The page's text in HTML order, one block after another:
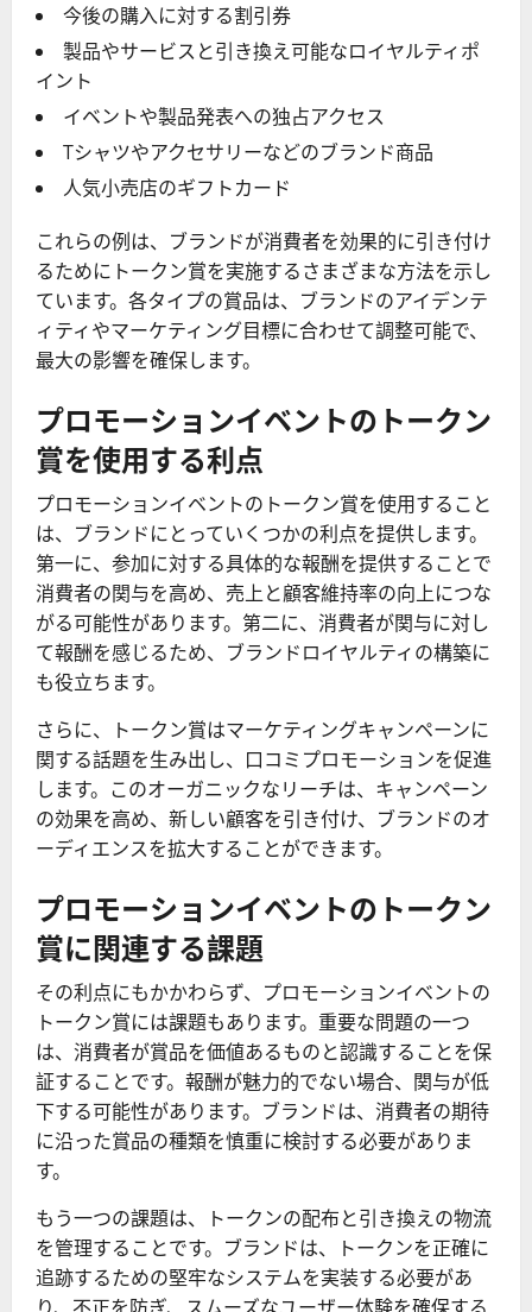
今後の購入に対する割引券
製品やサービスと引き換え可能なロイヤルティポ
イント
イベントや製品発表への独占アクセス
Tシャツやアクセサリーなどのブランド商品
人気小売店のギフトカード
これらの例は、ブランドが消費者を効果的に引き付け
るためにトークン賞を実施するさまざまな方法を示し
ています。各タイプの賞品は、ブランドのアイデンテ
ィティやマーケティング目標に合わせて調整可能で、
最大の影響を確保します。
プロモーションイベントのトークン
賞を使用する利点
プロモーションイベントのトークン賞を使用すること
は、ブランドにとっていくつかの利点を提供します。
第一に、参加に対する具体的な報酬を提供することで
消費者の関与を高め、売上と顧客維持率の向上につな
がる可能性があります。第二に、消費者が関与に対し
て報酬を感じるため、ブランドロイヤルティの構築に
も役立ちます。
さらに、トークン賞はマーケティングキャンペーンに
関する話題を生み出し、口コミプロモーションを促進
します。このオーガニックなリーチは、キャンペーン
の効果を高め、新しい顧客を引き付け、ブランドのオ
ーディエンスを拡大することができます。
プロモーションイベントのトークン
賞に関連する課題
その利点にもかかわらず、プロモーションイベントの
トークン賞には課題もあります。重要な問題の一つ
は、消費者が賞品を価値あるものと認識することを保
証することです。報酬が魅力的でない場合、関与が低
下する可能性があります。ブランドは、消費者の期待
に沿った賞品の種類を慎重に検討する必要がありま
す。
もう一つの課題は、トークンの配布と引き換えの物流
を管理することです。ブランドは、トークンを正確に
追跡するための堅牢なシステムを実装する必要があ
り、不正を防ぎ、スムーズなユーザー体験を確保する